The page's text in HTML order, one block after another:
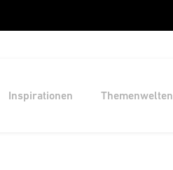
Inspirationen Themenwelten